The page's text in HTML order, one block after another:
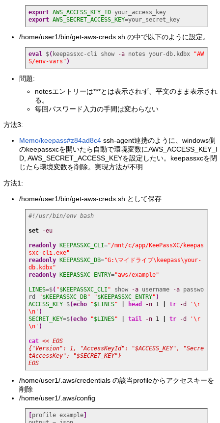
export AWS_ACCESS_KEY_ID
=your_access_key
export AWS_SECRET_ACCESS_KEY=your_secret_key
/home/user1/bin/get-aws-creds.sh の中で以下のように設定。
eval $( keepassxc-cli show -a notes your-db.kdbx
"AW
S/env-vars" )
問題:
notesエントリーは***とは表示されず、平文のまま表示され
る。
毎回パスワード入力の手間は変わらない
方法3:
Memo/keepass#z84ad8c4 ssh-agent連携のように、windows側
のkeepassxcを開いたら自動で環境変数にAWS_ACCESS_KEY_I
D, AWS_SECRET_ACCESS_KEYを設定したい。keepassxcを閉
じたら環境変数を削除。実現方法が不明
方法1:
/home/user1/bin/get-aws-creds.sh として保存
#!/usr/bin/env bash
set -eu
readonly KEEPASSXC_CLI="/mnt/c/app/KeePassXC/keepas
sxc-cli.exe"
readonly KEEPASSXC_DB="G:\マイドライブ\keepass\your-
db.kdbx"
readonly KEEPASSXC_ENTRY="aws/example"
LINES=$( "$KEEPASSXC_CLI " show -a username -a passwo
rd
"$KEEPASSXC_DB" "$KEEPASSXC_ENTRY" )
ACCESS_KEY=$(echo "$LINES" head -n 1 tr -d
'\r
\n' )
SECRET_KEY=$(echo "$LINES" tail -n 1 tr -d
'\r
\n' )
cat << EOS
{"Version": 1, "AccessKeyId": "$ACCESS_KEY", "Secre
tAccessKey": "$SECRET_KEY"}
EOS
/home/user1/.aws/credentials の該当profileからアクセスキーを
削除
/home/user1/.aws/config
[profile example]